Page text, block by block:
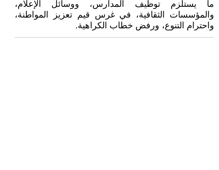
ما يستلزم توظيف المدارس، ووسائل الإعلام،
والمؤسسات الثقافية، في غرس قيم تعزيز المواطنة،
واحترام التنوع، ورفض خطاب الكراهية.